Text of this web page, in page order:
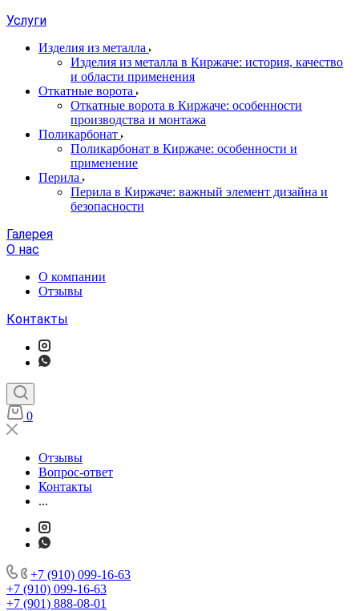
Услуги
Изделия из металла
Изделия из металла в Киржаче: история, качество
и области применения
Откатные ворота
Откатные ворота в Киржаче: особенности
производства и монтажа
Поликарбонат
Поликарбонат в Киржаче: особенности и
применение
Перила
Перила в Киржаче: важный элемент дизайна и
безопасности
Галерея
О нас
О компании
Отзывы
Контакты
0
Отзывы
Вопрос-ответ
Контакты
...
+7 (910) 099-16-63
+7 (910) 099-16-63
+7 (901) 888-08-01